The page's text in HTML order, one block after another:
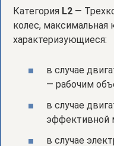
Категория L2 —
колес,
характеризующиеся:
в случае
— рабочим
в случае
эффективной
в случае